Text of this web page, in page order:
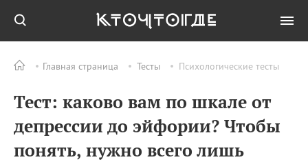
Главная страница Тесты Психологические тесты
Тест: каково вам по шкале от
депрессии до эйфории? Чтобы
понять, нужно всего лишь